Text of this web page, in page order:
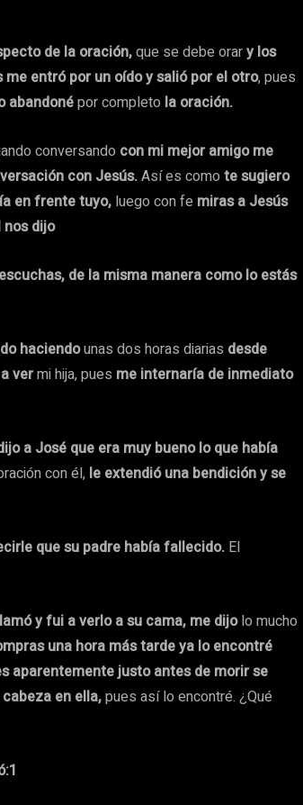
de la oración,que se debe orary los
me entró por un oído y salió por el otro, pues
abandonépor completo la oración.
conversando con mi mejor amigo me
con Jesús.Así es como te sugiero
en frente tuyo, luego con fe miras a Jesús
nos dijo
de la misma manera como lo estás
haciendounas dos horas diarias desde
vermi hija, pues me internaría de inmediato
a José que era muy bueno lo que había
con él, le extendió una bendición y se
que su padre había fallecido. El
y fui a verlo a su cama, me dijolo mucho
una hora más tarde ya lo encontré
aparentemente justo antes de morir se
en ella,pues así lo encontré. ¿Qué